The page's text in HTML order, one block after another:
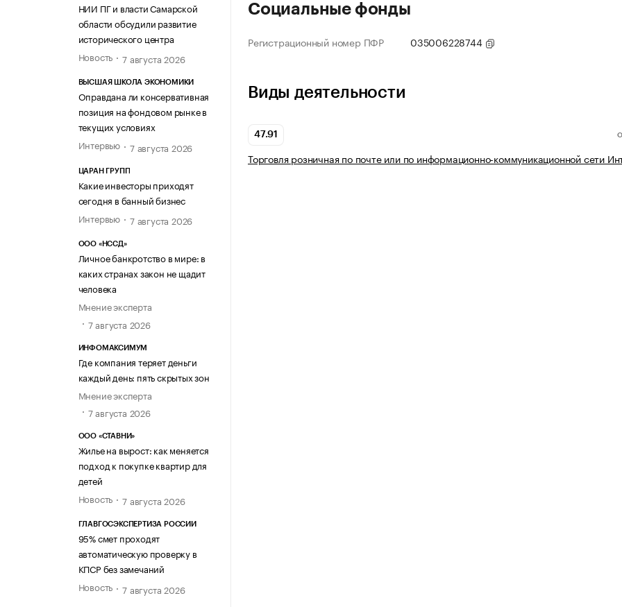
НИИ ПГ и власти Самарской
области обсудили развитие
исторического центра
Новость
7 августа 2026
ВЫСШАЯ ШКОЛА ЭКОНОМИКИ
Оправдана ли консервативная
позиция на фондовом рынке в
текущих условиях
Интервью
7 августа 2026
ЦАРАН ГРУПП
Какие инвесторы приходят
сегодня в банный бизнес
Интервью
7 августа 2026
ООО «НССД»
Личное банкротство в мире: в
каких странах закон не щадит
человека
Мнение эксперта
7 августа 2026
ИНФОМАКСИМУМ
Где компания теряет деньги
каждый день: пять скрытых зон
Мнение эксперта
7 августа 2026
ООО «СТАВНИ»
Жилье на вырост: как меняется
подход к покупке квартир для
детей
Новость
7 августа 2026
ГЛАВГОСЭКСПЕРТИЗА РОССИИ
95% смет проходят
автоматическую проверку в
КПСР без замечаний
Новость
7 августа 2026
Социальные фонды
Регистрационный номер ПФР 035006228744
Виды деятельности
47.91
Торговля розничная по почте или по информационно-коммуникационной сети